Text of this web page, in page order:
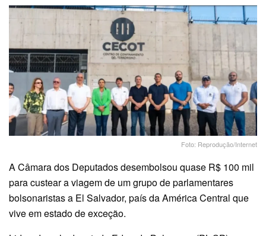
Foto: Reprodução/Internet
A Câmara dos Deputados desembolsou quase R$ 100 mil
para custear a viagem de um grupo de parlamentares
bolsonaristas a El Salvador, país da América Central que
vive em estado de exceção.